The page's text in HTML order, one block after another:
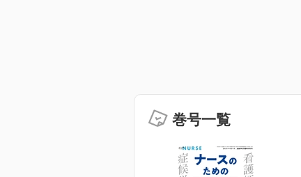
巻号一覧